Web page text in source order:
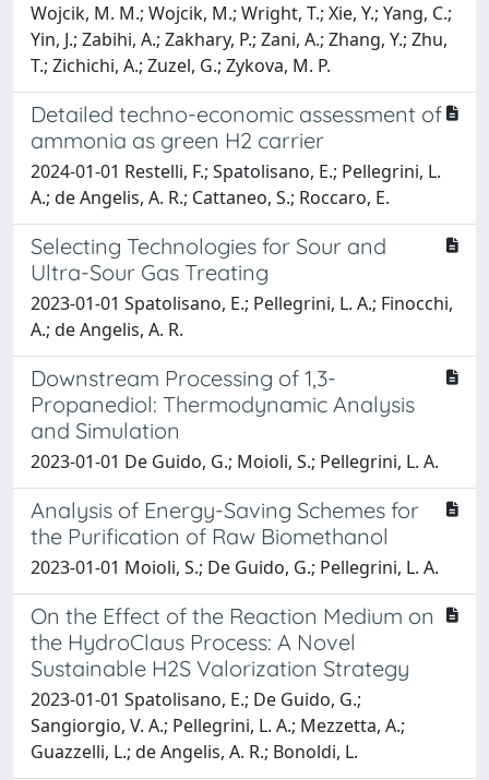
Wojcik, M. M.; Wojcik, M.; Wright, T.; Xie, Y.; Yang, C.;
Yin, J.; Zabihi, A.; Zakhary, P.; Zani, A.; Zhang, Y.; Zhu,
T.; Zichichi, A.; Zuzel, G.; Zykova, M. P.
Detailed techno-economic assessment of
ammonia as green H2 carrier
2024-01-01 Restelli, F.; Spatolisano, E.; Pellegrini, L.
A.; de Angelis, A. R.; Cattaneo, S.; Roccaro, E.
Selecting Technologies for Sour and
Ultra-Sour Gas Treating
2023-01-01 Spatolisano, E.; Pellegrini, L. A.; Finocchi,
A.; de Angelis, A. R.
Downstream Processing of 1,3-
Propanediol: Thermodynamic Analysis
and Simulation
2023-01-01 De Guido, G.; Moioli, S.; Pellegrini, L. A.
Analysis of Energy-Saving Schemes for
the Purification of Raw Biomethanol
2023-01-01 Moioli, S.; De Guido, G.; Pellegrini, L. A.
On the Effect of the Reaction Medium on
the HydroClaus Process: A Novel
Sustainable H2S Valorization Strategy
2023-01-01 Spatolisano, E.; De Guido, G.;
Sangiorgio, V. A.; Pellegrini, L. A.; Mezzetta, A.;
Guazzelli, L.; de Angelis, A. R.; Bonoldi, L.